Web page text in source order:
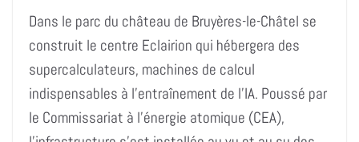
Dans le parc du château de Bruyères-le-Châtel se
construit le centre Eclairion qui hébergera des
supercalculateurs, machines de calcul
indispensables à l’entraînement de l’IA. Poussé par
le Commissariat à l’énergie atomique (CEA),